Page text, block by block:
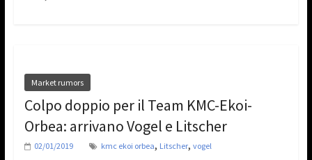
Market rumors
Colpo doppio per il Team KMC-Ekoi-
Orbea: arrivano Vogel e Litscher
02/01/2019 kmc ekoi orbea, Litscher, vogel